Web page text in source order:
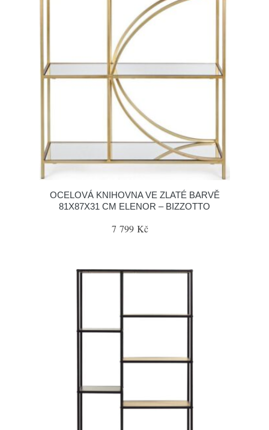
OCELOVÁ KNIHOVNA VE ZLATÉ BARVĚ
81X87X31 CM ELENOR – BIZZOTTO
7 799 Kč